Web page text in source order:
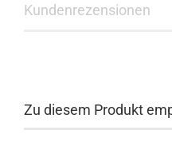
Kundenrezensionen
Zu diesem Produkt